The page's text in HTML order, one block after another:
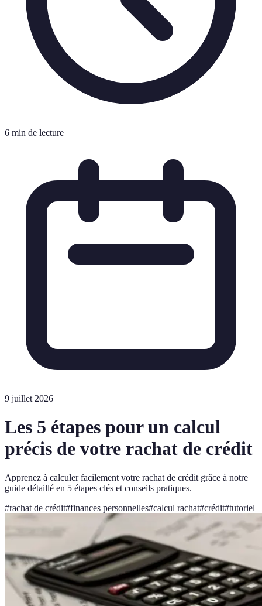
6 min de lecture
9 juillet 2026
Les 5 étapes pour un calcul
précis de votre rachat de crédit
Apprenez à calculer facilement votre rachat de crédit grâce à notre
guide détaillé en 5 étapes clés et conseils pratiques.
#rachat de crédit#finances personnelles#calcul rachat#crédit#tutoriel